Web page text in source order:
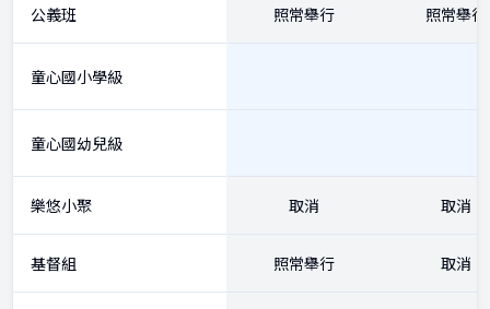
公義班 照常舉行 照常舉行
童心國小學級
童心國幼兒級
樂悠小聚 取消 取消
基督組 照常舉行 取消